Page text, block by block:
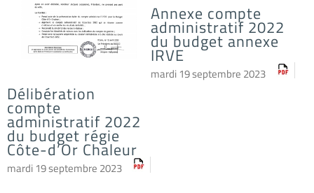
Délibération
compte
administratif 2022
du budget régie
Côte-d’Or Chaleur
mardi 19 septembre 2023
Annexe compte
administratif 2022
du budget annexe
IRVE
mardi 19 septembre 2023